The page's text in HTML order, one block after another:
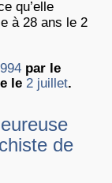
qu’elle
à 28 ans le 2
par le
le 2 juillet.
de